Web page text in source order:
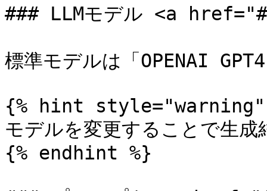
### LLMモデル <a
標準モデルは「OPENAI
{% hint style="warning"
モデルを変更することで生成
{% endhint %}